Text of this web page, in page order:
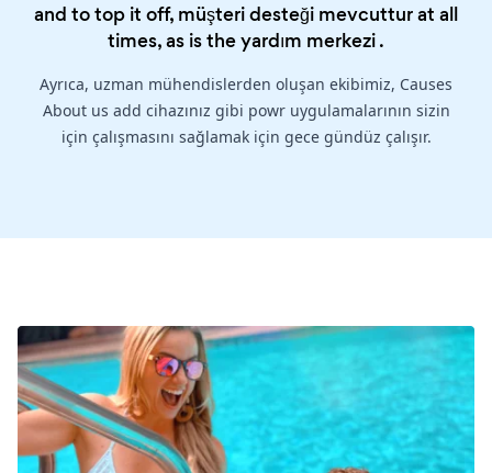
and to top it off, müşteri desteği mevcuttur at all
times, as is theyardım merkezi.
Ayrıca, uzman mühendislerden oluşan ekibimiz, Causes
About us add cihazınız gibi powr uygulamalarının sizin
için çalışmasını sağlamak için gece gündüz çalışır.